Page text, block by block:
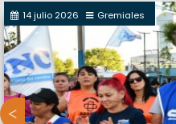
14 julio 2026 Gremiales